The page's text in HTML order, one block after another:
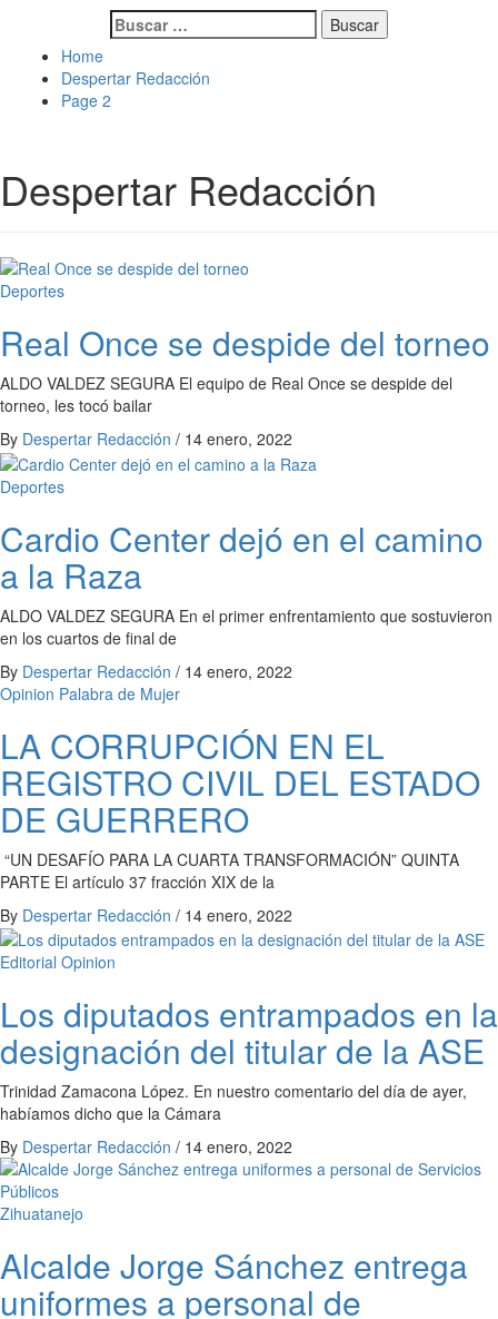
Buscar:
Home
Despertar Redacción
Page 2
Despertar Redacción
Deportes
Real Once se despide del torneo
ALDO VALDEZ SEGURA El equipo de Real Once se despide del
torneo, les tocó bailar
By Despertar Redacción / 14 enero, 2022
Deportes
Cardio Center dejó en el camino
a la Raza
ALDO VALDEZ SEGURA En el primer enfrentamiento que sostuvieron
en los cuartos de final de
By Despertar Redacción / 14 enero, 2022
Opinion Palabra de Mujer
LA CORRUPCIÓN EN EL
REGISTRO CIVIL DEL ESTADO
DE GUERRERO
“UN DESAFÍO PARA LA CUARTA TRANSFORMACIÓN” QUINTA
PARTE El artículo 37 fracción XIX de la
By Despertar Redacción / 14 enero, 2022
Editorial Opinion
Los diputados entrampados en la
designación del titular de la ASE
Trinidad Zamacona López. En nuestro comentario del día de ayer,
habíamos dicho que la Cámara
By Despertar Redacción / 14 enero, 2022
Zihuatanejo
Alcalde Jorge Sánchez entrega
uniformes a personal de